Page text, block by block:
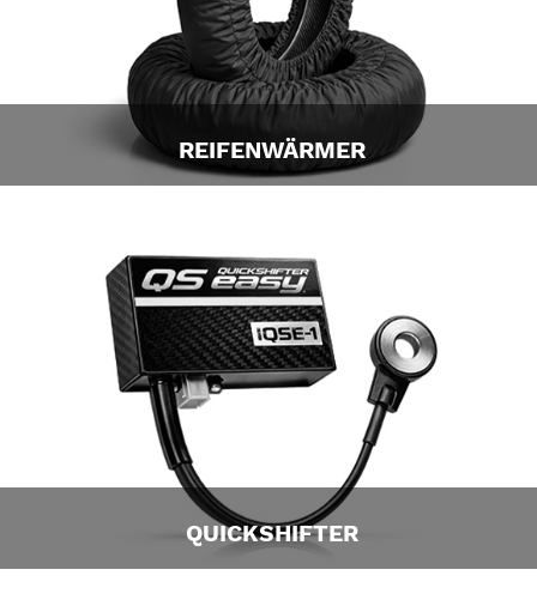
REIFENWÄRMER
QUICKSHIFTER